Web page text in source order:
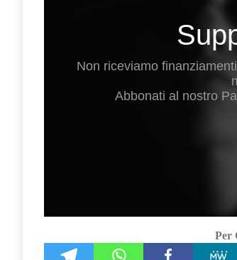
Non riceviamo
Abbonati al nostro
Per